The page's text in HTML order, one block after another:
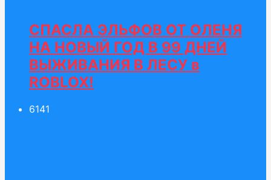
СПАСЛА ЭЛЬФОВ ОТ ОЛЕНЯ
НА НОВЫЙ ГОД В 99 ДНЕЙ
ВЫЖИВАНИЯ В ЛЕСУ в
ROBLOX!
6141